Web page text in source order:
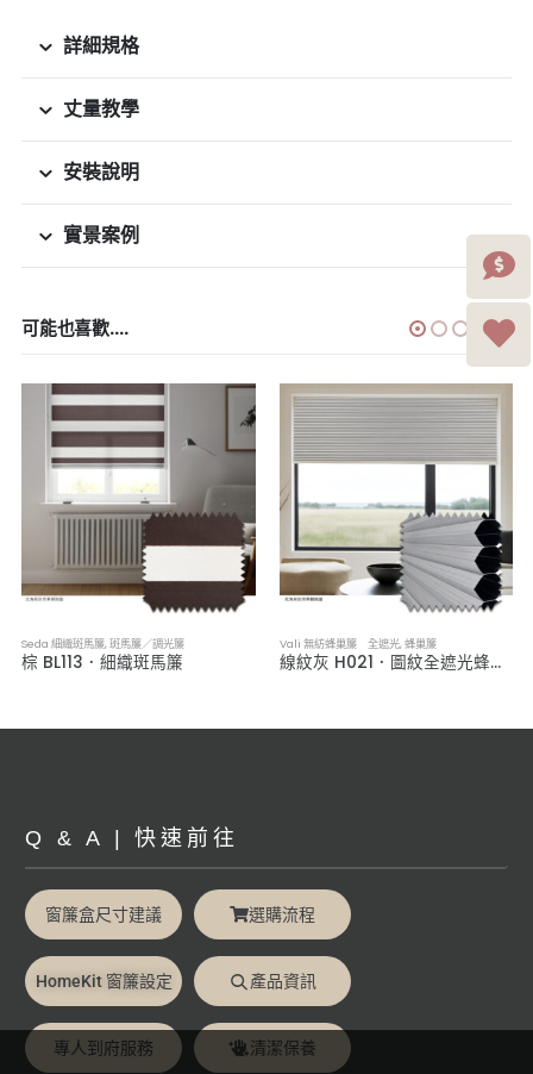
詳細規格
丈量教學
安裝說明
實景案例
可能也喜歡....
Seda 細織斑馬簾,斑馬簾／調光簾
棕 BL113．細織斑馬簾
Vali 無紡蜂巢簾 全遮光,蜂巢簾
線紋灰 H021．圖紋全遮光蜂巢簾
Q & A | 快速前往
窗簾盒尺寸建議 選購流程
HomeKit 窗簾設定 產品資訊
專人到府服務 清潔保養